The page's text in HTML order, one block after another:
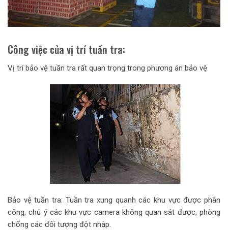
Công việc của vị trí tuần tra:
Vị trí bảo vệ tuần tra rất quan trọng trong phương án bảo vệ
Bảo vệ tuần tra: Tuần tra xung quanh các khu vực được phân
công, chú ý các khu vực camera không quan sát được, phòng
chống các đối tượng đột nhập.